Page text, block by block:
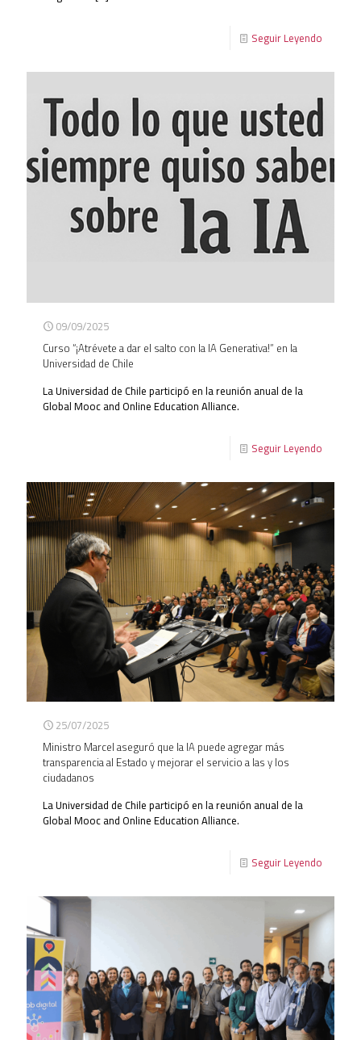
Seguir Leyendo
09/09/2025
Curso “¡Atrévete a dar el salto con la IA Generativa!” en la
Universidad de Chile
La Universidad de Chile participó en la reunión anual de la
Global Mooc and Online Education Alliance.
Seguir Leyendo
25/07/2025
Ministro Marcel aseguró que la IA puede agregar más
transparencia al Estado y mejorar el servicio a las y los
ciudadanos
La Universidad de Chile participó en la reunión anual de la
Global Mooc and Online Education Alliance.
Seguir Leyendo